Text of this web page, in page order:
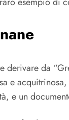
derivare da
e
e un